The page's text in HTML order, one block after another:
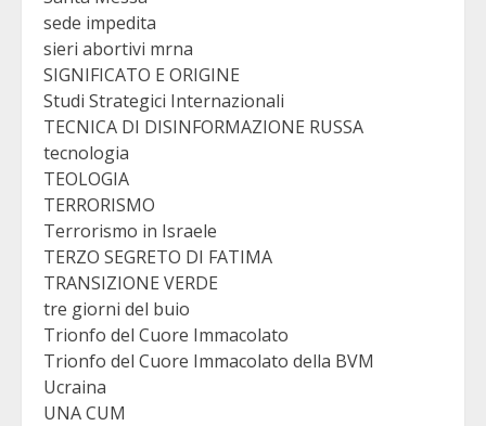
sede impedita
sieri abortivi mrna
SIGNIFICATO E ORIGINE
Studi Strategici Internazionali
TECNICA DI DISINFORMAZIONE RUSSA
tecnologia
TEOLOGIA
TERRORISMO
Terrorismo in Israele
TERZO SEGRETO DI FATIMA
TRANSIZIONE VERDE
tre giorni del buio
Trionfo del Cuore Immacolato
Trionfo del Cuore Immacolato della BVM
Ucraina
UNA CUM